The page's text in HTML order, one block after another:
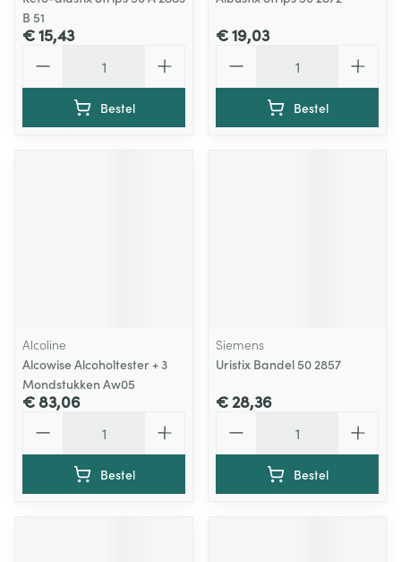
B 51
€ 15,43
Bestel
€ 19,03
Bestel
Alcoline
Alcowise Alcoholtester + 3
Mondstukken Aw05
€ 83,06
Bestel
Siemens
Uristix Bandel 50 2857
€ 28,36
Bestel